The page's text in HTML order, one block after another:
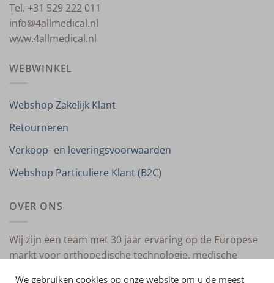
Tel. +31 529 222 011
info@4allmedical.nl
www.4allmedical.nl
WEBWINKEL
Webshop Zakelijk Klant
Retourneren
Verkoop- en leveringsvoorwaarden
Webshop Particuliere Klant (B2C)
OVER ONS
Wij zijn een team met 30 jaar ervaring op de Europese
markt voor orthopedische technologie, medische
We gebruiken cookies op onze website om u de meest